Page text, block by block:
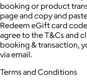
booking or product
page and copy and
Redeem eGift card
agree to the T&Cs and
booking & transaction,
via email.
Terms and Conditions